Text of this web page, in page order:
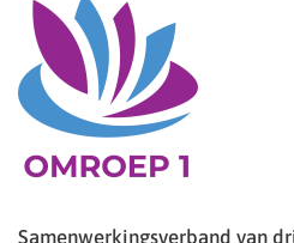
Samenwerkingsverband van